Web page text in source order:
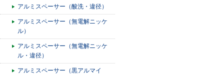
アルミスペーサー（酸洗・違径）
アルミスペーサー（無電解ニッケ
ル）
アルミスペーサー（無電解ニッケ
ル・違径）
アルミスペーサー（黒アルマイ